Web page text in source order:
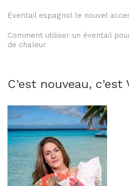
Éventail espagnol le nouvel
Comment utiliser un éventail
de chaleur
C’est nouveau,